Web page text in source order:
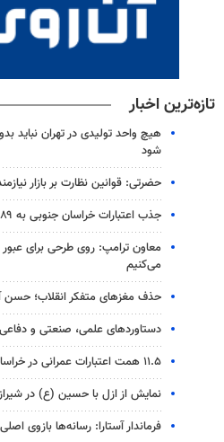
تازه‌ترین اخبار
هیچ واحد تولیدی در تهران نباید
شود
حضرتی: قوانین نظارت بر بازار
جذب اعتبارات خراسان جنوبی به ۸۹ درصد رسید
معاون ترامپ: روی طرحی برای
می‌کنیم
حذف مغزهای متفکر انقلاب؛ حسن
دستاوردهای علمی، صنعتی و
۱۱.۵ همت اعتبارات عمرانی در خراسان جنوبی جذب شد
نمایش از ازل با حسین (ع) در شیراز
فرماندار آستارا: رسانه‌ها بازوی